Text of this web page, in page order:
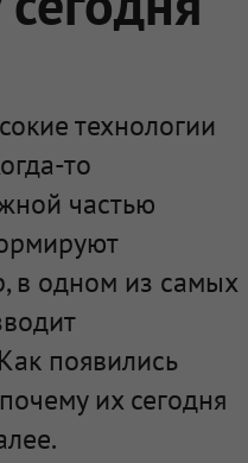
технологии
то
частью
в одном из самых
появились
их сегодня